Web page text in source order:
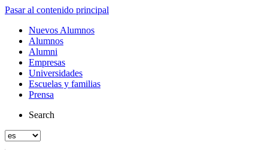
Pasar al contenido principal
Nuevos Alumnos
Alumnos
Alumni
Empresas
Universidades
Escuelas y familias
Prensa
Search